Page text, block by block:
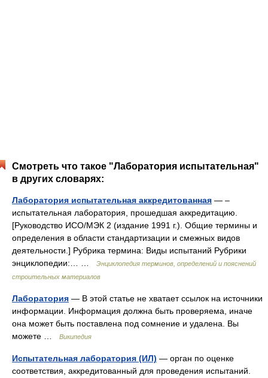
Смотреть что такое "Лаборатория испытательная"
в других словарях:
Лаборатория испытательная аккредитованная — –
испытательная лаборатория, прошедшая аккредитацию.
[Руководство ИСО/МЭК 2 (издание 1991 г.). Общие термины и
определения в области стандартизации и смежных видов
деятельности.] Рубрика термина: Виды испытаний Рубрики
энциклопедии:… …
Энциклопедия терминов, определений и пояснений
строительных материалов
Лаборатория — В этой статье не хватает ссылок на источники
информации. Информация должна быть проверяема, иначе
она может быть поставлена под сомнение и удалена. Вы
можете …
Википедия
Испытательная лаборатория (ИЛ) — орган по оценке
соответствия, аккредитованный для проведения испытаний.